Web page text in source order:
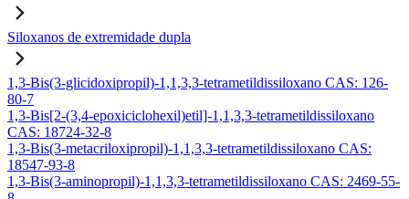
Siloxanos de extremidade dupla
1,3-Bis(3-glicidoxipropil)-1,1,3,3-tetrametildissiloxano CAS: 126-
80-7
1,3-Bis[2-(3,4-epoxiciclohexil)etil]-1,1,3,3-tetrametildissiloxano
CAS: 18724-32-8
1,3-Bis(3-metacriloxipropil)-1,1,3,3-tetrametildissiloxano CAS:
18547-93-8
1,3-Bis(3-aminopropil)-1,1,3,3-tetrametildissiloxano CAS: 2469-55-